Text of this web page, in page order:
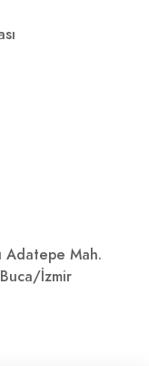
Adatepe Mah.
İzmir